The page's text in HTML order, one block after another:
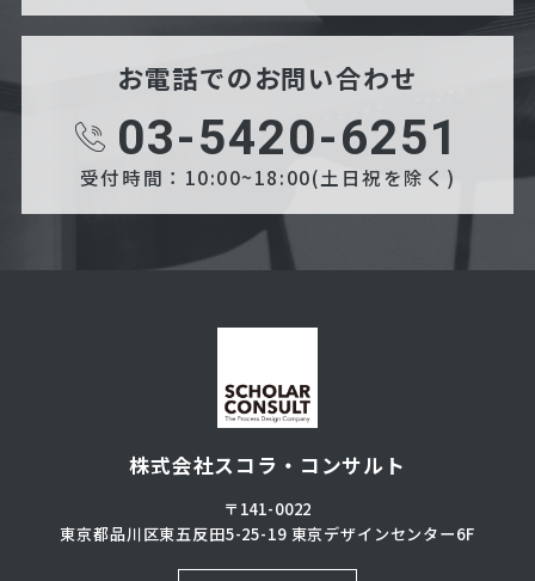
お電話でのお問い合わせ
03-5420-6251
受付時間：10:00~18:00(土日祝を除く)
株式会社スコラ・コンサルト
〒141-0022
東京都品川区東五反田5-25-19東京デザインセンター6F